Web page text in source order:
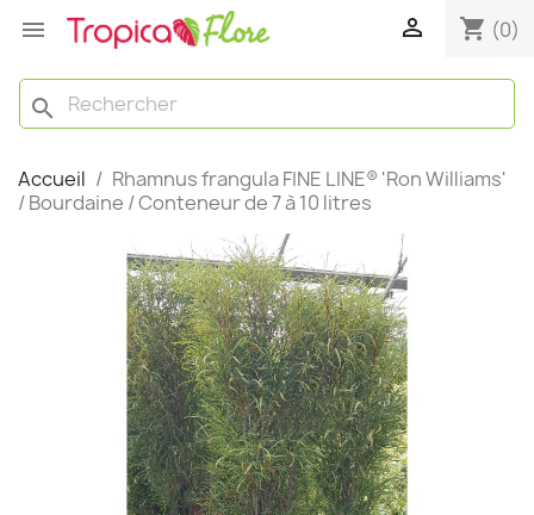
  shopping_cart (0)
search
Accueil
Rhamnus frangula FINE LINE® 'Ron Williams'
/ Bourdaine / Conteneur de 7 à 10 litres